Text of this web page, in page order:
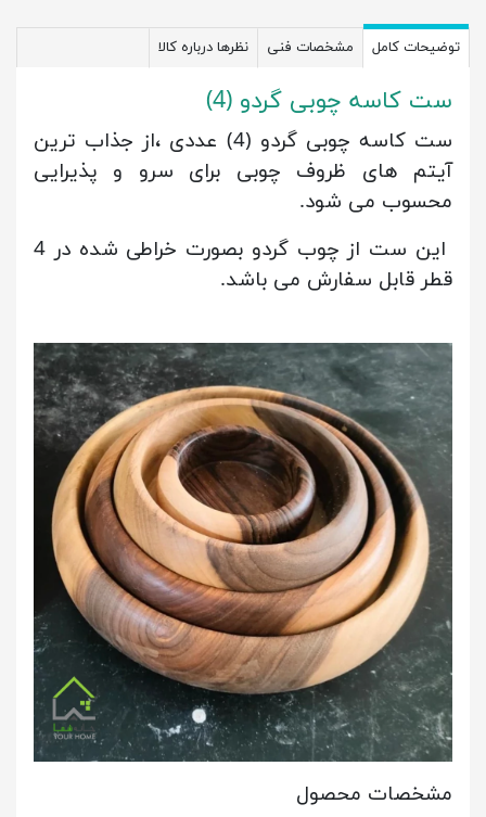
توضیحات کامل مشخصات فنی نظرها درباره کالا
ست کاسه چوبی گردو (4)
ست کاسه چوبی گردو (4) عددی ،از جذاب ترین
آیتم های ظروف چوبی برای سرو و پذیرایی
محسوب می شود.
این ست از چوب گردو بصورت خراطی شده در 4
قطر قابل سفارش می باشد.
مشخصات محصول